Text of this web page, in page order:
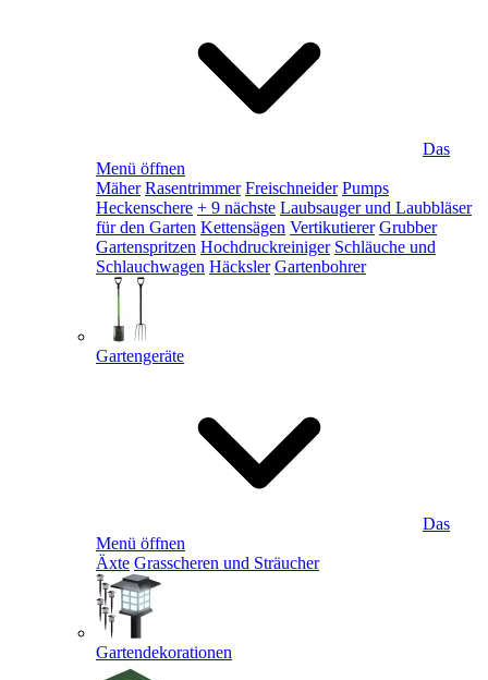
Das
Menü öffnen
Mäher Rasentrimmer Freischneider Pumps
Heckenschere + 9 nächste Laubsauger und Laubbläser
für den Garten Kettensägen Vertikutierer Grubber
Gartenspritzen Hochdruckreiniger Schläuche und
Schlauchwagen Häcksler Gartenbohrer
Gartengeräte
Das
Menü öffnen
Äxte Grasscheren und Sträucher
Gartendekorationen